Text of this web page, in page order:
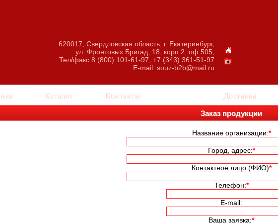
620017, Свердловская область, г. Екатеринбург,
ул. Фронтовых Бригад, 18, корп.2, оф 505,
Тел/факс 8 (800) 101-61-97, +7 (343) 361-51-97
E-mail: souz-b2b@mail.ru
Каталог Контакты Доставка
Заказ продукции
Название организации:*
Город, адрес:*
Контактное лицо (ФИО)*
Телефон:*
E-mail:
Ваша заявка:*